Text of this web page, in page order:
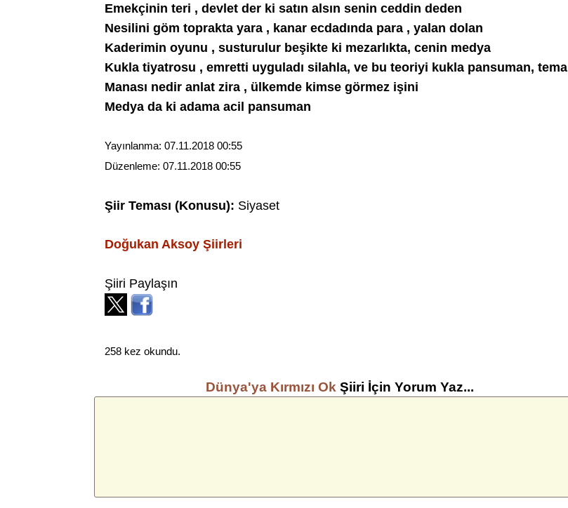
Emekçinin teri , devlet der ki satın alsın senin ceddin deden
Nesilini göm toprakta yara , kanar ecdadında para , yalan dolan
Kaderimin oyunu , susturulur beşikte ki mezarlıkta, cenin medya
Kukla tiyatrosu , emretti uyguladı silahla, ve bu teoriyi kukla pansuman, tema
Manası nedir anlat zira , ülkemde kimse görmez işini
Medya da ki adama acil pansuman
Yayınlanma:07.11.2018 00:55
Düzenleme:07.11.2018 00:55
Şiir Teması (Konusu): Siyaset
Doğukan Aksoy Şiirleri
Şiiri Paylaşın
258 kez okundu.
Dünya'ya Kırmızı Ok Şiiri İçin Yorum Yaz...